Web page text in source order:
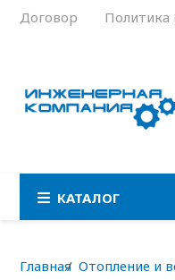
Договор Политика
КАТАЛОГ
Главная Отопление и